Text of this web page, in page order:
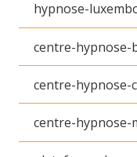
hypnose-
centre-hypnose-
centre-hypnose-
centre-hypnose-